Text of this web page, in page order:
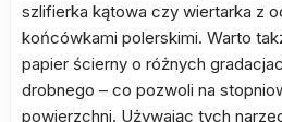
szlifierka kątowa czy wiertarka z
końcówkami polerskimi. Warto
papier ścierny o różnych
drobnego – co pozwoli na
powierzchni. Używając tych